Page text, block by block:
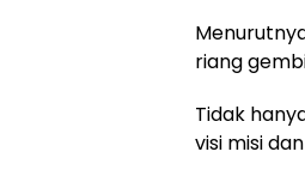
riang
Tidak
visi misi